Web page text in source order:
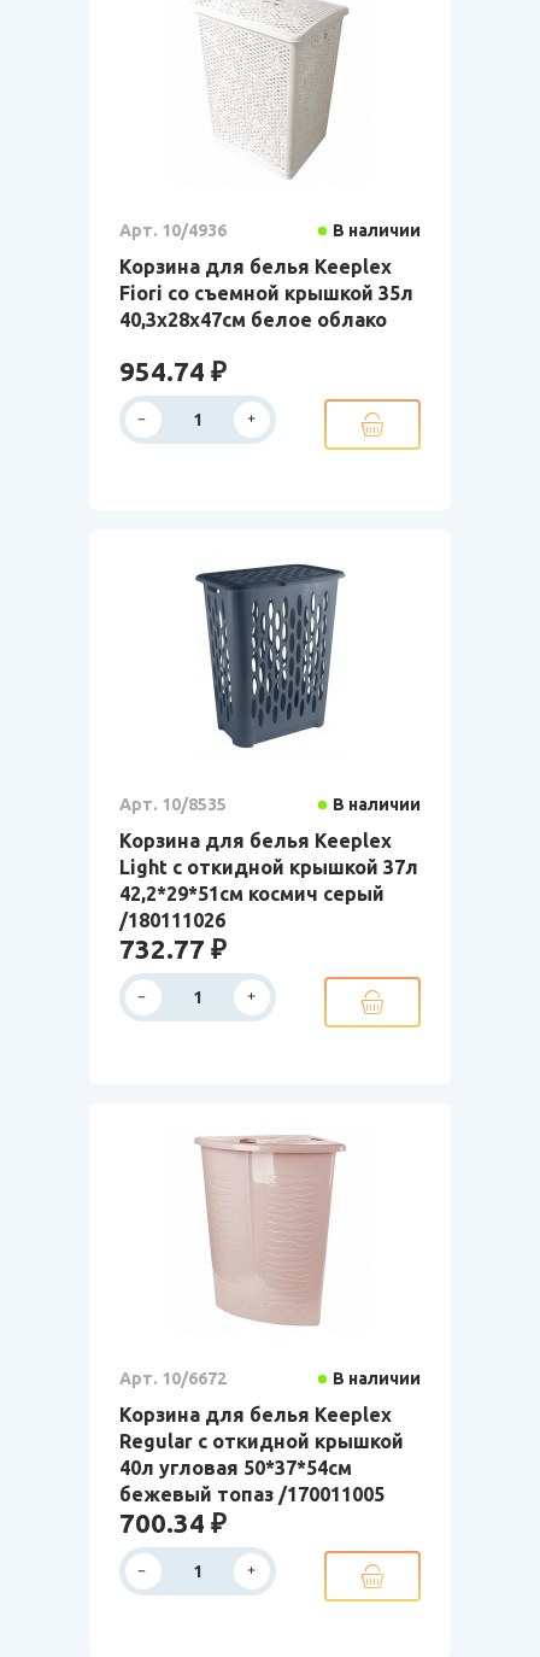
Арт. 10/4936 В наличии
Корзина для белья Keeplex
Fiori со съемной крышкой 35л
40,3х28х47см белое облако
954.74 ₽
Арт. 10/8535 В наличии
Корзина для белья Keeplex
Light с откидной крышкой 37л
42,2*29*51см космич серый
/180111026
732.77 ₽
Арт. 10/6672 В наличии
Корзина для белья Keeplex
Regular с откидной крышкой
40л угловая 50*37*54см
бежевый топаз /170011005
700.34 ₽